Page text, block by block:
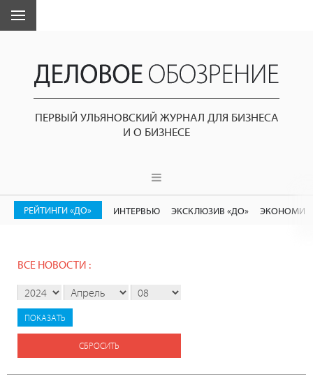
ПЕРВЫЙ УЛЬЯНОВСКИЙ ЖУРНАЛ ДЛЯ БИЗНЕСА
И О БИЗНЕСЕ
РЕЙТИНГИ «ДО» ИНТЕРВЬЮ ЭКСКЛЮЗИВ «ДО»
ВСЕ НОВОСТИ :
СБРОСИТЬ